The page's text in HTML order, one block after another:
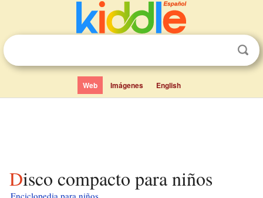
Web Imágenes English
Disco compacto para niños
Enciclopedia para niños